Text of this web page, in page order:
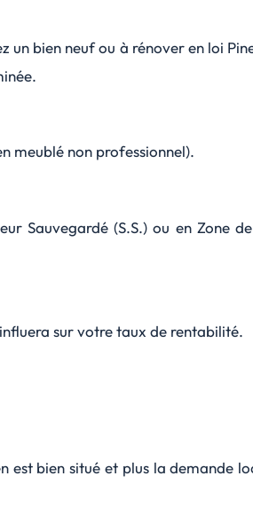
un bien neuf ou à rénover en loi
meublé non professionnel).
Sauvegardé (S.S.) ou en Zone
sur votre taux de rentabilité.
bien situé et plus la demande